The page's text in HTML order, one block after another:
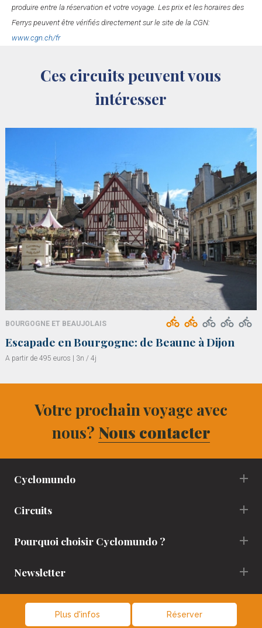
Plus d'infos Réserver
produire entre la réservation et votre voyage. Les prix et les horaires des
Ferrys peuvent être vérifiés directement sur le site de la CGN:
www.cgn.ch/fr
Ces circuits peuvent vous
intéresser
BOURGOGNE ET BEAUJOLAIS
Escapade en Bourgogne: de Beaune à Dijon
A partir de 495 euros | 3n / 4j
Votre prochain voyage avec
nous? Nous contacter
Cyclomundo
Circuits
Pourquoi choisir Cyclomundo ?
Newsletter